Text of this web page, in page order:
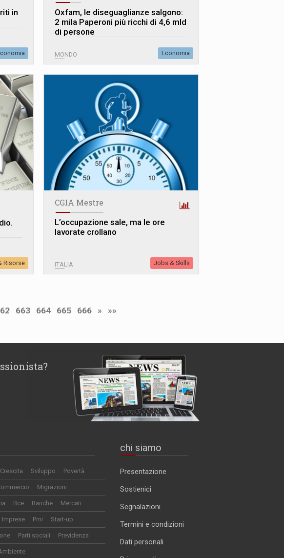
in
Oxfam, le diseguaglianze salgono:
2 mila Paperoni più ricchi di 4,6 mld
di persone
MONDO Economia
Risorse
CGIA Mestre
L’occupazione sale, ma le ore
lavorate crollano
ITALIA Jobs & Skills
663 664 665 666 » »»
Crescita Sviluppo Povertà
Migrazioni
Bce Banche Mercati
Imprese Pmi Start-up
Parti sociali Previdenza
chi siamo
Presentazione
Sostienici
Segnalazioni
Termini e condizioni
Dati personali